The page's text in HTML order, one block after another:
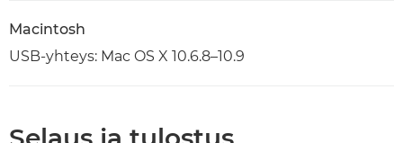
Macintosh
USB-yhteys: Mac OS X 10.6.8–10.9